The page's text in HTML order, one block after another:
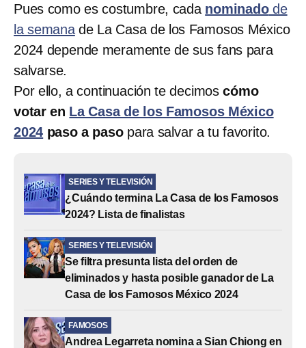
Pues como es costumbre, cada nominadode
la semanade La Casa de los Famosos México
2024 depende meramente de sus fans para
salvarse.
Por ello, a continuación te decimoscómo
votar en La Casa de los Famosos México
2024 paso a pasopara salvar a tu favorito.
SERIES Y TELEVISIÓN
¿Cuándo termina La Casa de los Famosos
2024? Lista de finalistas
SERIES Y TELEVISIÓN
Se filtra presunta lista del orden de
eliminados y hasta posible ganador de La
Casa de los Famosos México 2024
FAMOSOS
Andrea Legarreta nomina a Sian Chiong en